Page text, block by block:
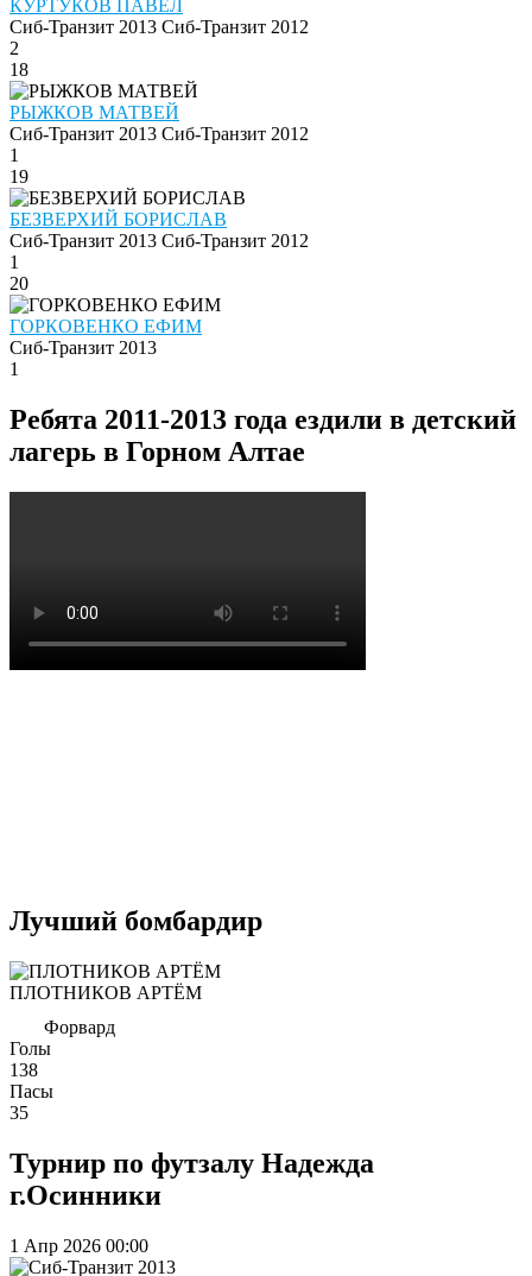
КУРТУКОВ ПАВЕЛ
Сиб-Транзит 2013 Сиб-Транзит 2012
2
18
РЫЖКОВ МАТВЕЙ
Сиб-Транзит 2013 Сиб-Транзит 2012
1
19
БЕЗВЕРХИЙ БОРИСЛАВ
Сиб-Транзит 2013 Сиб-Транзит 2012
1
20
ГОРКОВЕНКО ЕФИМ
Сиб-Транзит 2013
1
Ребята 2011-2013 года ездили в детский
лагерь в Горном Алтае
Лучший бомбардир
ПЛОТНИКОВ АРТЁМ
Форвард
Голы
138
Пасы
35
Турнир по футзалу Надежда
г.Осинники
1 Апр 2026 00:00